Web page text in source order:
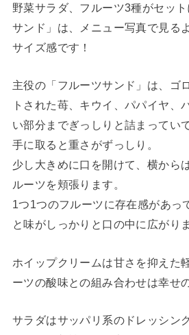
野菜サラダ、フルーツ3種がセッ
サンド」は、メニュー写真で見る
サイズ感です！
主役の「フルーツサンド」は、ゴ
トされた苺、キウイ、パパイヤ、
い部分までぎっしりと詰まってい
手に取ると重さがずっしり。
少し大きめに口を開けて、横から
ルーツを頬張ります。
1つ1つのフルーツに存在感があっ
と味がしっかりと口の中に広がり
ホイップクリームは甘さを抑えた
ーツの酸味との組み合わせは幸せ
サラダはサッパリ系のドレッシン